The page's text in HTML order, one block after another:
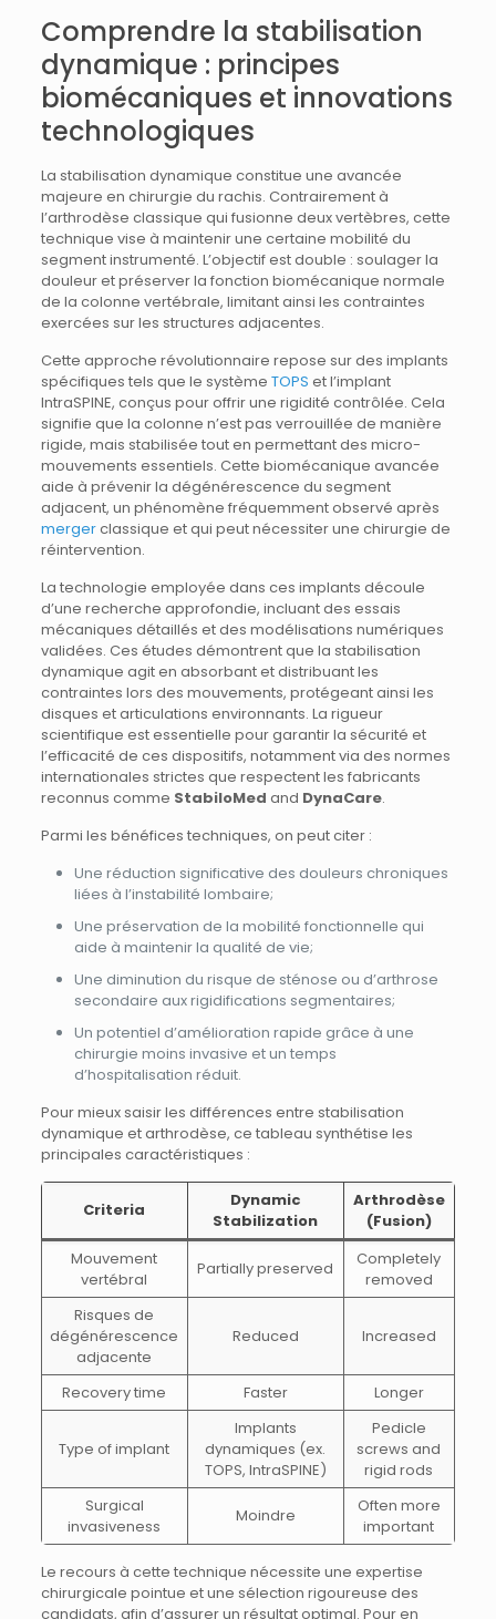
Comprendre la stabilisation
dynamique : principes
biomécaniques et innovations
technologiques
La stabilisation dynamique constitue une avancée
majeure en chirurgie du rachis. Contrairement à
l’arthrodèse classique qui fusionne deux vertèbres, cette
technique vise à maintenir une certaine mobilité du
segment instrumenté. L’objectif est double : soulager la
douleur et préserver la fonction biomécanique normale
de la colonne vertébrale, limitant ainsi les contraintes
exercées sur les structures adjacentes.
Cette approche révolutionnaire repose sur des implants
spécifiques tels que le système TOPS et l’implant
IntraSPINE, conçus pour offrir une rigidité contrôlée. Cela
signifie que la colonne n’est pas verrouillée de manière
rigide, mais stabilisée tout en permettant des micro-
mouvements essentiels. Cette biomécanique avancée
aide à prévenir la dégénérescence du segment
adjacent, un phénomène fréquemment observé après
mergerclassique et qui peut nécessiter une chirurgie de
réintervention.
La technologie employée dans ces implants découle
d’une recherche approfondie, incluant des essais
mécaniques détaillés et des modélisations numériques
validées. Ces études démontrent que la stabilisation
dynamique agit en absorbant et distribuant les
contraintes lors des mouvements, protégeant ainsi les
disques et articulations environnants. La rigueur
scientifique est essentielle pour garantir la sécurité et
l’efficacité de ces dispositifs, notamment via des normes
internationales strictes que respectent les fabricants
reconnus comme StabiloMed and DynaCare.
Parmi les bénéfices techniques, on peut citer :
Une réduction significative des douleurs chroniques
liées à l’instabilité lombaire;
Une préservation de la mobilité fonctionnelle qui
aide à maintenir la qualité de vie;
Une diminution du risque de sténose ou d’arthrose
secondaire aux rigidifications segmentaires;
Un potentiel d’amélioration rapide grâce à une
chirurgie moins invasive et un temps
d’hospitalisation réduit.
Pour mieux saisir les différences entre stabilisation
dynamique et arthrodèse, ce tableau synthétise les
principales caractéristiques :
Criteria
Dynamic
Stabilization
Arthrodèse
(Fusion)
Mouvement
vertébral
Partially preserved
Completely
removed
Risques de
dégénérescence
adjacente
Reduced Increased
Recovery time Faster Longer
Type of implant
Implants
dynamiques (ex.
TOPS, IntraSPINE)
Pedicle
screws and
rigid rods
Surgical
invasiveness
Moindre
Often more
important
Le recours à cette technique nécessite une expertise
chirurgicale pointue et une sélection rigoureuse des
candidats, afin d’assurer un résultat optimal. Pour en